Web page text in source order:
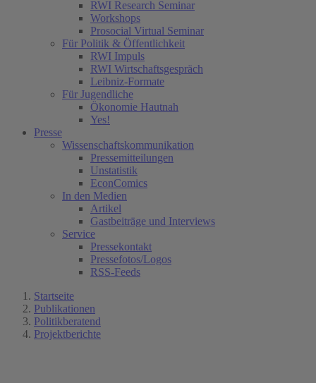
RWI Research Seminar
Workshops
Prosocial Virtual Seminar
Für Politik & Öffentlichkeit
RWI Impuls
RWI Wirtschaftsgespräch
Leibniz-Formate
Für Jugendliche
Ökonomie Hautnah
Yes!
Presse
Wissenschaftskommunikation
Pressemitteilungen
Unstatistik
EconComics
In den Medien
Artikel
Gastbeiträge und Interviews
Service
Pressekontakt
Pressefotos/Logos
RSS-Feeds
Startseite
Publikationen
Politikberatend
Projektberichte